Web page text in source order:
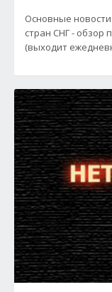
Основные
стран СНГ - обзор
(выходит